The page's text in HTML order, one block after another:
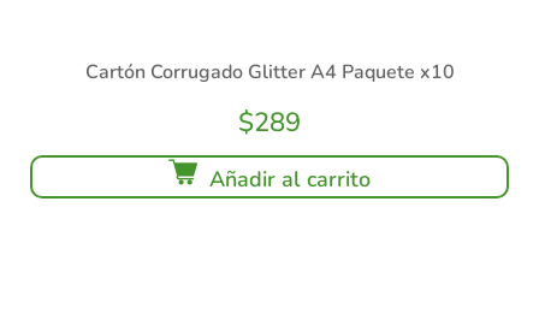
Cartón Corrugado Glitter A4 Paquete x10
$289
Añadir al carrito